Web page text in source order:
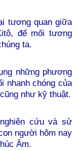
tương quan giữa
để mối tương
ta.
những phương
nhanh chóng của
như kỹ thuật.
cứu và sử
người hôm nay
Âm.